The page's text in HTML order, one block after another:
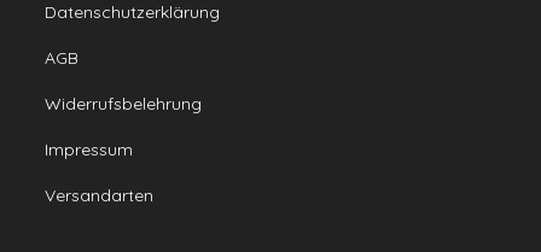
Datenschutzerklärung
AGB
Widerrufsbelehrung
Impressum
Versandarten